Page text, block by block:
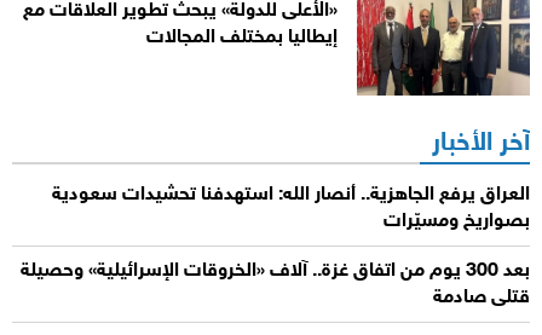
«الأعلى للدولة» يبحث تطوير العلاقات مع
إيطاليا بمختلف المجالات
آخر الأخبار
العراق يرفع الجاهزية.. أنصار الله: استهدفنا تحشيدات سعودية
بصواريخ ومسيّرات
بعد 300 يوم من اتفاق غزة.. آلاف «الخروقات الإسرائيلية» وحصيلة
قتلى صادمة